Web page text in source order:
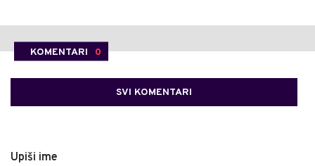
KOMENTARI 0
SVI KOMENTARI
Upiši ime